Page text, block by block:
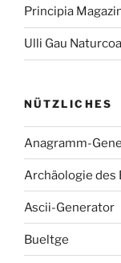
Principia
Ulli Gau
NÜTZLICHES
Anagramm-
Archäologie des
Ascii-Generator
Bueltge